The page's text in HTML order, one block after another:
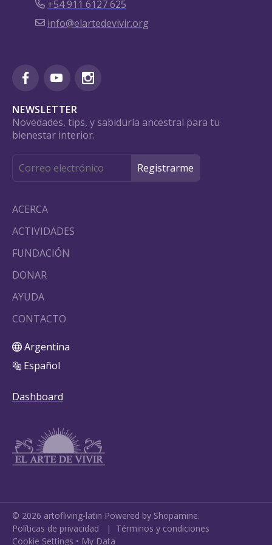
+54 911 6127 625
info@elartedevivir.org
NEWSLETTER
Novedades, tips, y sabiduría ancestral para tu
bienestar interior.
ACERCA
ACTIVIDADES
FUNDACIÓN
DONAR
AYUDA
CONTACTO
Argentina
Español
Dashboard
© 2026 artofliving-latin Powered by Shopamine.
Políticas de privacidad | Términos y condiciones
Cookie Settings • My Data